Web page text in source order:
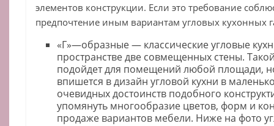
элементов конструкции. Если это требование
предпочтение иным вариантам угловых кухонных
«Г»—образные — классические угловые
пространстве две совмещенных стены.
подойдет для помещений любой площади,
впишется в дизайн угловой кухни в
очевидных достоинств подобного
упомянуть многообразие цветов, форм и
продаже вариантов мебели. Ниже на фото